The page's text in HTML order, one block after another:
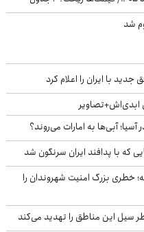
شد
جدید با ایران را اعلام کرد
ابدی‌اش+تصاویر
آسیا؛ آبی‌ها به امارات می‌روند؟
ولگرد به یک کودک ۹ ساله؛ خطری بزرگ امنیت شهروندان را
سیل این مناطق را تهدید می‌کند